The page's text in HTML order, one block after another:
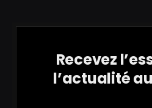
Recevez
l’actualité